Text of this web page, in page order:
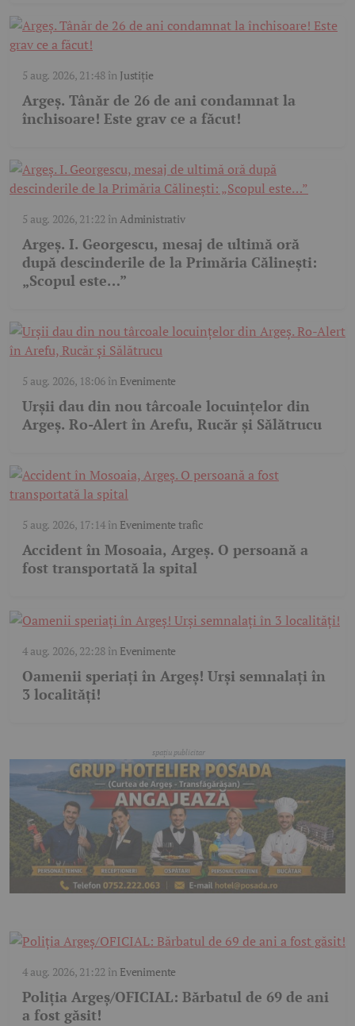
5 aug. 2026, 21:48în Justiție
Argeș. Tânăr de 26 de ani condamnat la
închisoare! Este grav ce a făcut!
5 aug. 2026, 21:22 înAdministrativ
Argeș. I. Georgescu, mesaj de ultimă oră
după descinderile de la Primăria Călinești:
„Scopul este…”
5 aug. 2026, 18:06în Evenimente
Urșii dau din nou târcoale locuințelor din
Argeș. Ro-Alert în Arefu, Rucăr și Sălătrucu
5 aug. 2026, 17:14în Evenimente trafic
Accident în Mosoaia, Argeș. O persoană a
fost transportată la spital
4 aug. 2026, 22:28în Evenimente
Oamenii speriați în Argeș! Urși semnalați în
3 localități!
4 aug. 2026, 21:22 în Evenimente
Poliția Argeș/OFICIAL: Bărbatul de 69 de ani
a fost găsit!